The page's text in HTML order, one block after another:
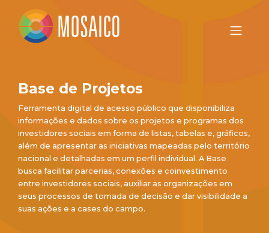
Base de Projetos
Ferramenta digital de acesso público que disponibiliza
informações e dados sobre os projetos e programas dos
investidores sociais em forma de listas, tabelas e, gráficos,
além de apresentar as iniciativas mapeadas pelo território
nacional e detalhadas em um perfil individual. A Base
busca facilitar parcerias, conexões e coinvestimento
entre investidores sociais, auxiliar as organizações em
seus processos de tomada de decisão e dar visibilidade a
suas ações e a cases do campo.